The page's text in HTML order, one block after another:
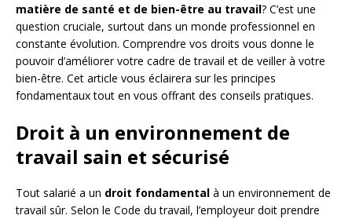
matière de santé et de bien-être au travail? C’est une
question cruciale, surtout dans un monde professionnel en
constante évolution. Comprendre vos droits vous donne le
pouvoir d’améliorer votre cadre de travail et de veiller à votre
bien-être. Cet article vous éclairera sur les principes
fondamentaux tout en vous offrant des conseils pratiques.
Droit à un environnement de
travail sain et sécurisé
Tout salarié a un droit fondamental à un environnement de
travail sûr. Selon le Code du travail, l’employeur doit prendre